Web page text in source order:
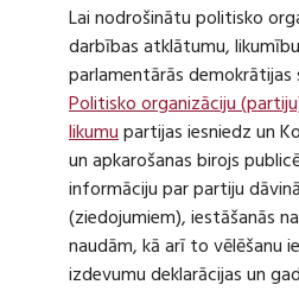
Lai nodrošinātu politisko
darbības atklātumu,
parlamentārās demokrātijas
Politisko organizāciju
likumupartijas iesniedz un
un apkarošanas birojs
informāciju par partiju
(ziedojumiem), iestāšanās
naudām, kā arī to vēlēšanu
izdevumu deklarācijas un